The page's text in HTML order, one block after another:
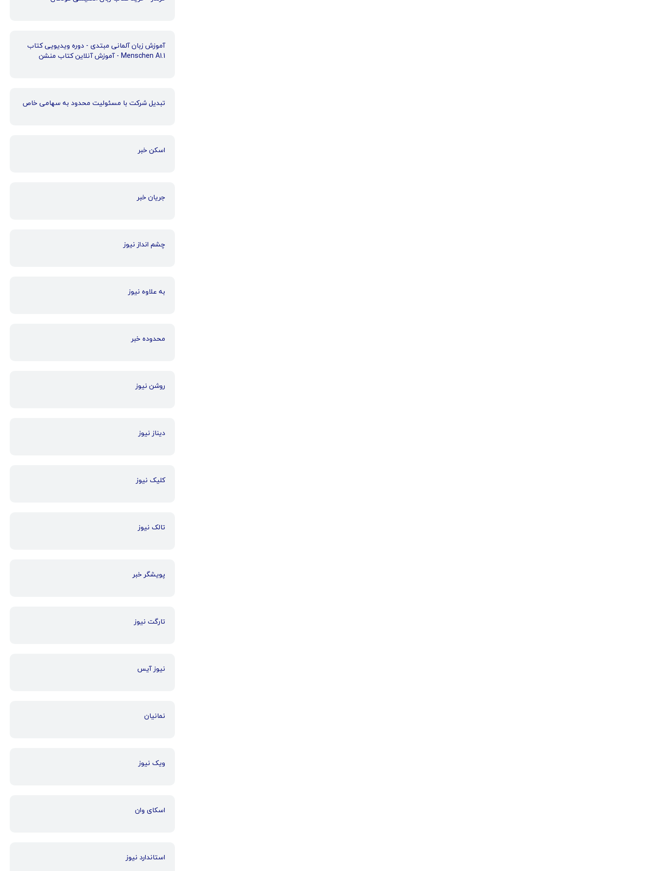
آموزش زبان آلمانی مبتدی - دوره ویدیویی کتاب
Menschen A1.1 - آموزش آنلاین کتاب منشن
تبدیل شرکت با مسئولیت محدود به سهامی خاص
اسکن خبر
جریان خبر
چشم انداز نیوز
به علاوه نیوز
محدوده خبر
روشن نیوز
دیناز نیوز
کلیک نیوز
تالک نیوز
پویشگر خبر
تارگت نیوز
نیوز آیس
نمانیان
ویک نیوز
اسکای وان
استاندارد نیوز